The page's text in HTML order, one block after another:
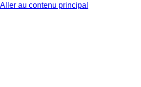
Aller au contenu principal